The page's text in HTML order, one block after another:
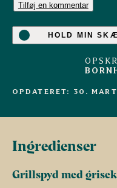
Tilføj en kommentar
HOLD MIN
OPDATERET: 30.
Ingredienser
Grillspyd med